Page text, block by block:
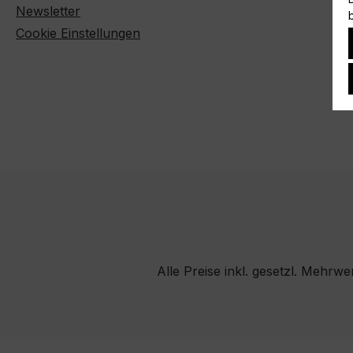
Newsletter
Cookie Einstellungen
Alle Preise inkl. gesetzl.